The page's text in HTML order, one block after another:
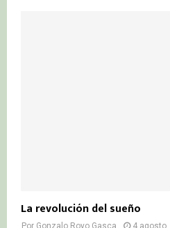
La revolución del sueño
Por Gonzalo Royo Gasca 4 agosto,